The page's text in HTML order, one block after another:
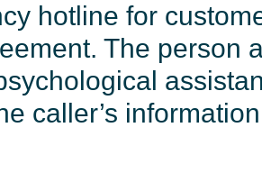
hotline for
The person
caller’s